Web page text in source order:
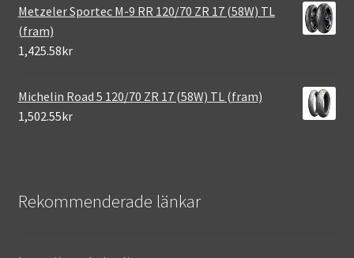
Metzeler Sportec M-9 RR 120/70 ZR 17 (58W) TL
(fram)
1,425.58kr
Michelin Road 5 120/70 ZR 17 (58W) TL (fram)
1,502.55kr
Rekommenderade länkar